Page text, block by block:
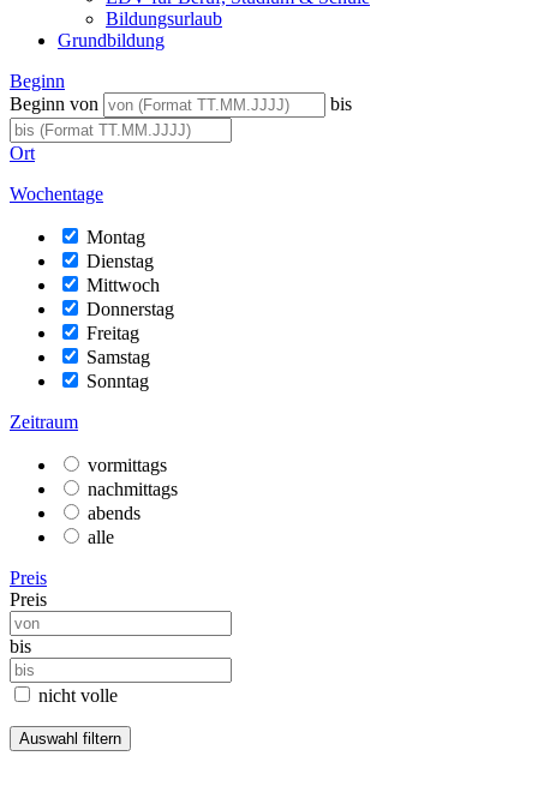
Bildungsurlaub
Grundbildung
Beginn
Beginn von
bis
Ort
Wochentage
Montag
Dienstag
Mittwoch
Donnerstag
Freitag
Samstag
Sonntag
Zeitraum
vormittags
nachmittags
abends
alle
Preis
Preis
bis
nicht volle